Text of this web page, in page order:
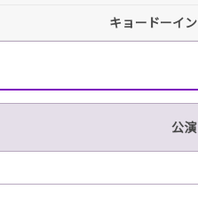
キョードーイ
公